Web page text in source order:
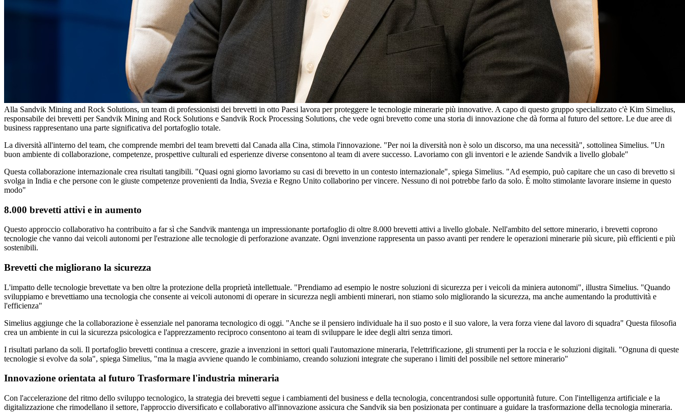
Alla Sandvik Mining and Rock Solutions, un team di professionisti dei brevetti in otto Paesi lavora per proteggere le tecnologie minerarie più innovative. A capo di questo gruppo specializzato c'è Kim Simelius,
responsabile dei brevetti per Sandvik Mining and Rock Solutions e Sandvik Rock Processing Solutions, che vede ogni brevetto come una storia di innovazione che dà forma al futuro del settore. Le due aree di
business rappresentano una parte significativa del portafoglio totale.
La diversità all'interno del team, che comprende membri del team brevetti dal Canada alla Cina, stimola l'innovazione. "Per noi la diversità non è solo un discorso, ma una necessità", sottolinea Simelius. "Un
buon ambiente di collaborazione, competenze, prospettive culturali ed esperienze diverse consentono al team di avere successo. Lavoriamo con gli inventori e le aziende Sandvik a livello globale"
Questa collaborazione internazionale crea risultati tangibili. "Quasi ogni giorno lavoriamo su casi di brevetto in un contesto internazionale", spiega Simelius. "Ad esempio, può capitare che un caso di brevetto si
svolga in India e che persone con le giuste competenze provenienti da India, Svezia e Regno Unito collaborino per vincere. Nessuno di noi potrebbe farlo da solo. È molto stimolante lavorare insieme in questo
modo"
8.000 brevetti attivi e in aumento
Questo approccio collaborativo ha contribuito a far sì che Sandvik mantenga un impressionante portafoglio di oltre 8.000 brevetti attivi a livello globale. Nell'ambito del settore minerario, i brevetti coprono
tecnologie che vanno dai veicoli autonomi per l'estrazione alle tecnologie di perforazione avanzate. Ogni invenzione rappresenta un passo avanti per rendere le operazioni minerarie più sicure, più efficienti e più
sostenibili.
Brevetti che migliorano la sicurezza
L'impatto delle tecnologie brevettate va ben oltre la protezione della proprietà intellettuale. "Prendiamo ad esempio le nostre soluzioni di sicurezza per i veicoli da miniera autonomi", illustra Simelius. "Quando
sviluppiamo e brevettiamo una tecnologia che consente ai veicoli autonomi di operare in sicurezza negli ambienti minerari, non stiamo solo migliorando la sicurezza, ma anche aumentando la produttività e
l'efficienza"
Simelius aggiunge che la collaborazione è essenziale nel panorama tecnologico di oggi. "Anche se il pensiero individuale ha il suo posto e il suo valore, la vera forza viene dal lavoro di squadra" Questa filosofia
crea un ambiente in cui la sicurezza psicologica e l'apprezzamento reciproco consentono ai team di sviluppare le idee degli altri senza timori.
I risultati parlano da soli. Il portafoglio brevetti continua a crescere, grazie a invenzioni in settori quali l'automazione mineraria, l'elettrificazione, gli strumenti per la roccia e le soluzioni digitali. "Ognuna di queste
tecnologie si evolve da sola", spiega Simelius, "ma la magia avviene quando le combiniamo, creando soluzioni integrate che superano i limiti del possibile nel settore minerario"
Innovazione orientata al futuro Trasformare l'industria mineraria
Con l'accelerazione del ritmo dello sviluppo tecnologico, la strategia dei brevetti segue i cambiamenti del business e della tecnologia, concentrandosi sulle opportunità future. Con l'intelligenza artificiale e la
digitalizzazione che rimodellano il settore, l'approccio diversificato e collaborativo all'innovazione assicura che Sandvik sia ben posizionata per continuare a guidare la trasformazione della tecnologia mineraria.